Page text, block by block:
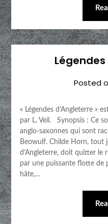
Posted
« Légendes d’Angleterre »
par L. Veil. Synopsis : Ce
anglo-saxonnes qui sont
Beowulf. Childe Horn, tout
d’Angleterre, doit quitter le
par une puissante flotte de
hâte,…